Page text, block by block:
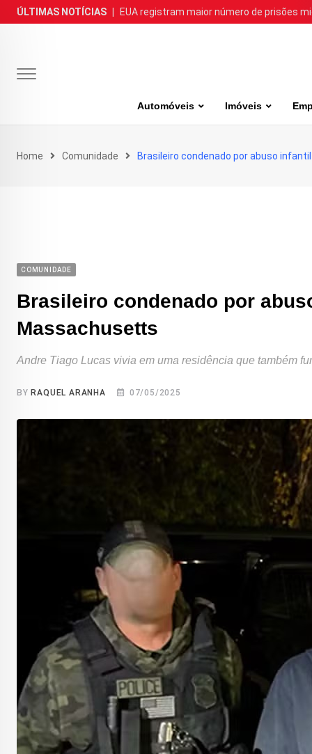
Skip
to
ÚLTIMAS NOTÍCIAS EUA registram maior número de prisões
Automóveis Imóveis
Home Comunidade Brasileiro condenado por abuso
COMUNIDADE
Brasileiro condenado por
Massachusetts
Andre Tiago Lucas vivia em uma residência que também
BY RAQUEL ARANHA 07/05/2025